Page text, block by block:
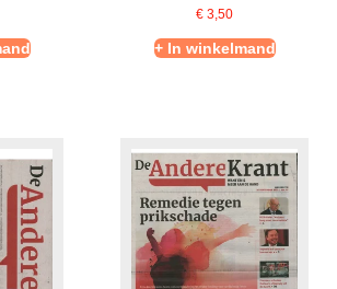
€ 3,50
+ In winkelmand